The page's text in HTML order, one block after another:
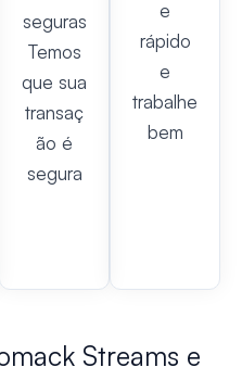
seguras
Temos
que sua
transaç
ão é
segura
e
rápido
e
trabalhe
bem
Streams e